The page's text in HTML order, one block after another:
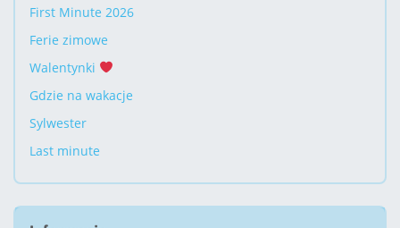
First Minute 2026
Ferie zimowe
Walentynki
Gdzie na wakacje
Sylwester
Last minute